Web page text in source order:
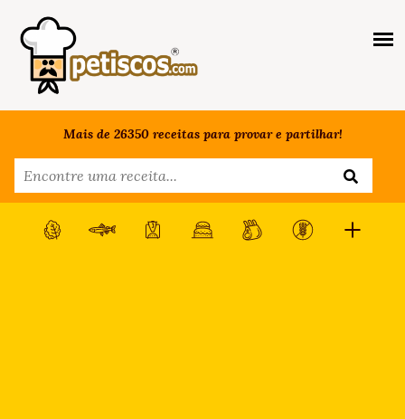
Mais de 26350 receitas para provar e partilhar!